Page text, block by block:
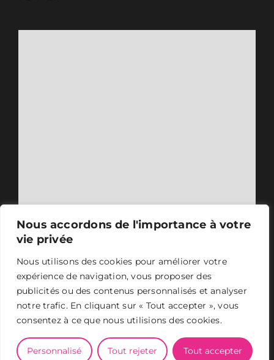
Nous accordons de l'importance à votre
vie privée
Nous utilisons des cookies pour améliorer votre
expérience de navigation, vous proposer des
publicités ou des contenus personnalisés et analyser
notre trafic. En cliquant sur « Tout accepter », vous
consentez à ce que nous utilisions des cookies.
Personnalisé Tout rejeter Tout accepter
ASER 2024 - Tous droits réservés - Mentions légales